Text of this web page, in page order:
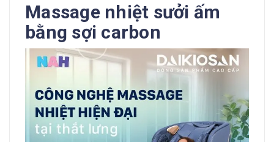
Massage nhiệt sưởi ấm
bằng sợi carbon